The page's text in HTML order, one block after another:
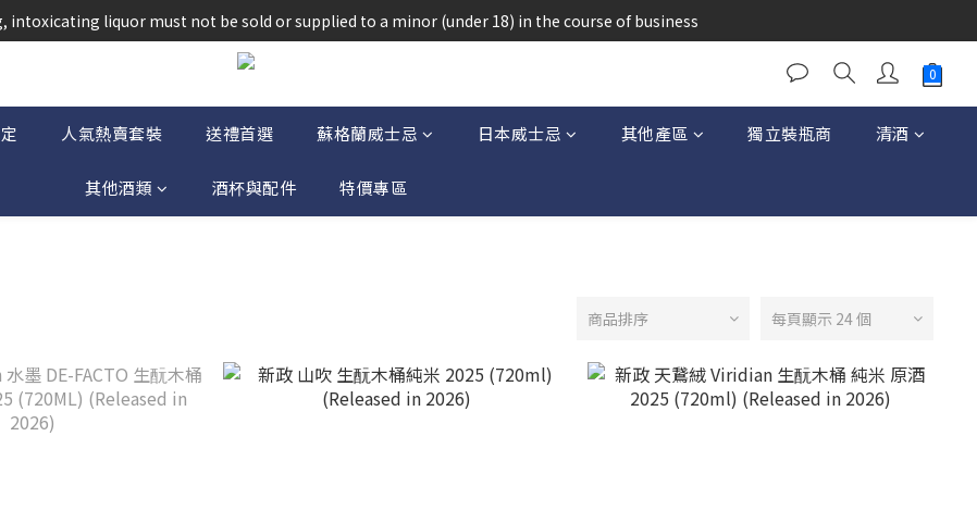
律，不得在業務過程中，向未成年人(18歲以下人士)售賣或供應令人醺醉的酒類。
intoxicating liquor must not be sold or supplied to a minor (under 18) in the course of business
律，不得在業務過程中，向未成年人(18歲以下人士)售賣或供應令人醺醉的酒類。
人氣熱賣套裝 送禮首選 蘇格蘭威士忌 日本威士忌 其他產區 獨立裝瓶商 清酒
其他酒類 酒杯與配件 特價專區
商品排序 每頁顯示 24 個